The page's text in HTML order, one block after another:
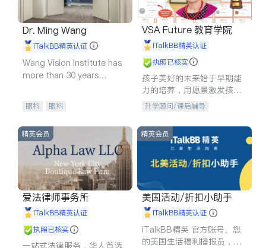
Dr. Ming Wang
iTalkBB精英认证
Wang Vision Institute has
more than 30 years
眼科 眼科
VSA Future 教育学院
iTalkBB精英认证
执照已核实
孩子美好的未来始于早期能
力的培养，用愿景激发孩子
的学习潜力和动力。理念：
拥有成长型心态是成功的基
石。
升学顾问/课后辅导
精英会员
爱法律师事务所
iTalkBB精英认证
执照已核实
精英会员
美国活动/折扣小助手
iTalkBB精英认证
iTalkBB精英 官方账号。您
的美国生活福利播报员，精